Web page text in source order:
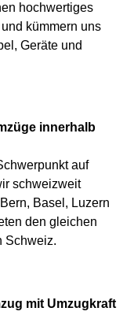
hochwertiges
kümmern uns
Geräte und
innerhalb
auf
schweizweit
Basel, Luzern
den gleichen
Schweiz.
mit Umzugkraft